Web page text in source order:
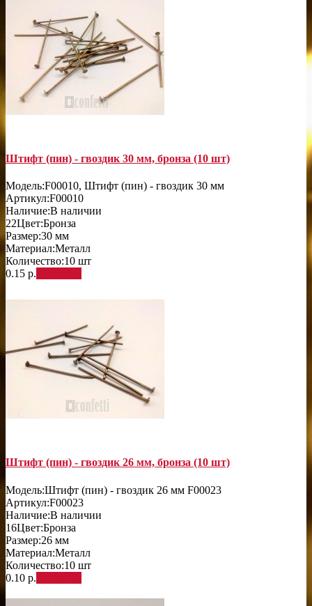
Штифт (пин) - гвоздик 30 мм, бронза (10 шт)
Модель:F00010, Штифт (пин) - гвоздик 30 мм
Артикул:F00010
Наличие:В наличии
22Цвет:Бронза
Размер:30 мм
Материал:Металл
Количество:10 шт
0.15 р.
Штифт (пин) - гвоздик 26 мм, бронза (10 шт)
Модель:Штифт (пин) - гвоздик 26 мм F00023
Артикул:F00023
Наличие:В наличии
16Цвет:Бронза
Размер:26 мм
Материал:Металл
Количество:10 шт
0.10 р.